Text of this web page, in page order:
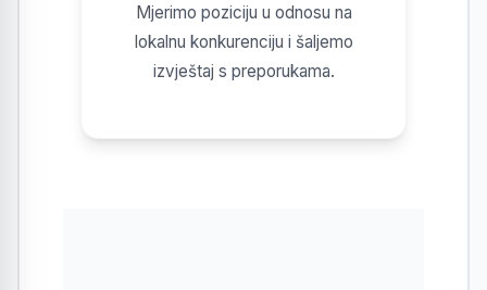
Mjerimo poziciju u odnosu na
lokalnu konkurenciju i šaljemo
izvještaj s preporukama.